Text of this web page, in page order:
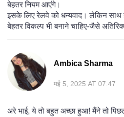
बेहतर नियम आएंगे।
इसके लिए रेलवे को धन्यवाद। लेकिन साथ
बेहतर विकल्प भी बनाने चाहिए-जैसे
Ambica Sharma
मई 5, 2025 AT 07:47
अरे भाई, ये तो बहुत अच्छा हुआ! मैंने तो